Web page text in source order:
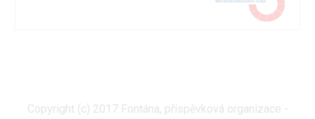
Copyright (c) 2017 Fontána, příspěvková organizace -